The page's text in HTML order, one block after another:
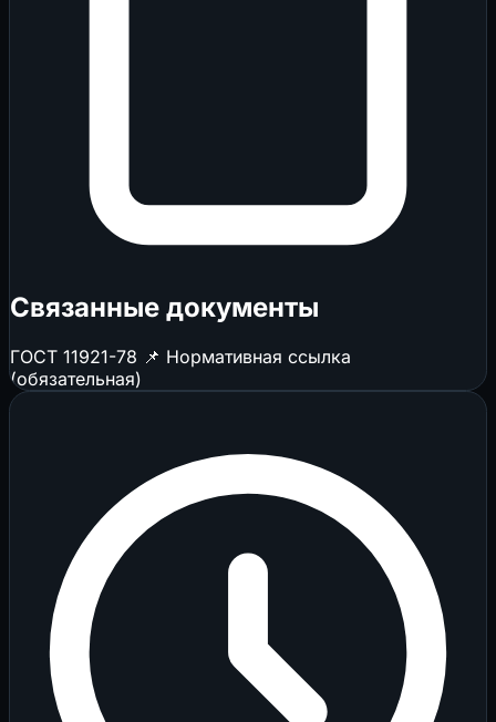
Связанные документы
ГОСТ 11921-78 📌 Нормативная ссылка
(обязательная)